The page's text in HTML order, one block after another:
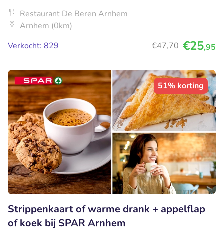
Restaurant De Beren Arnhem
Arnhem (0km)
Verkocht: 829
€47,70 €25,95
51% korting
Strippenkaart of warme drank + appelflap
of koek bij SPAR Arnhem